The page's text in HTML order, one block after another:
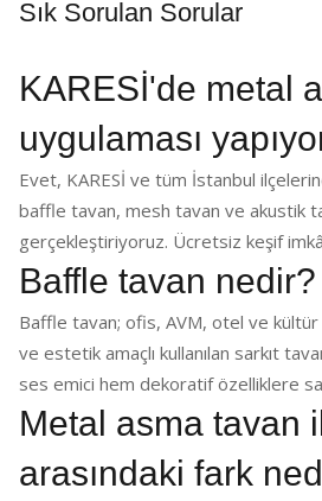
Sık Sorulan Sorular
KARESİ'de metal
uygulaması
Evet, KARESİ ve tüm İstanbul
baffle tavan, mesh tavan ve akustik
gerçekleştiriyoruz. Ücretsiz keşif
Baffle tavan nedir?
Baffle tavan; ofis, AVM, otel ve
ve estetik amaçlı kullanılan sarkıt
ses emici hem dekoratif özelliklere
Metal asma tavan
arasındaki fark